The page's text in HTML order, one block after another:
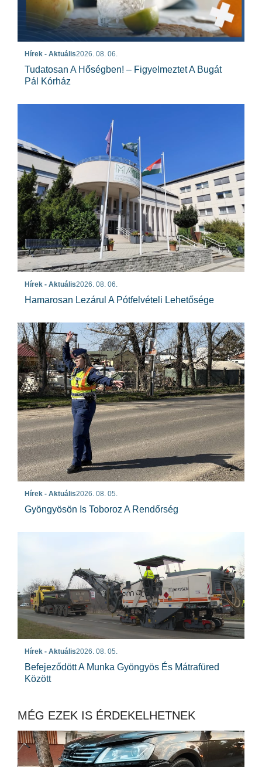
Hírek - Aktuális2026. 08. 06.
Tudatosan A Hőségben! – Figyelmeztet A Bugát
Pál Kórház
Hírek - Aktuális2026. 08. 06.
Hamarosan Lezárul A Pótfelvételi Lehetősége
Hírek - Aktuális2026. 08. 05.
Gyöngyösön Is Toboroz A Rendőrség
Hírek - Aktuális2026. 08. 05.
Befejeződött A Munka Gyöngyös És Mátrafüred
Között
MÉG EZEK IS ÉRDEKELHETNEK